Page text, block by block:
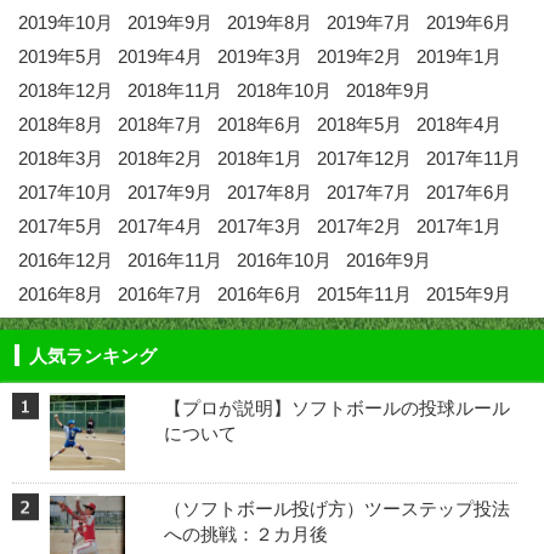
2019年10月
2019年9月 2019年8月 2019年7月
2019年6月
2019年5月
2019年4月 2019年3月 2019年2月
2019年1月
2018年12月
2018年11月 2018年10月
2018年9月
2018年8月
2018年7月 2018年6月 2018年5月
2018年4月
2018年3月
2018年2月 2018年1月 2017年12月
2017年11月
2017年10月
2017年9月 2017年8月 2017年7月
2017年6月
2017年5月
2017年4月 2017年3月 2017年2月
2017年1月
2016年12月
2016年11月 2016年10月
2016年9月
2016年8月
2016年7月 2016年6月 2015年11月 2015年9月
人気ランキング
【プロが説明】ソフトボールの投球ルール
について
（ソフトボール投げ方）ツーステップ投法
への挑戦：２カ月後